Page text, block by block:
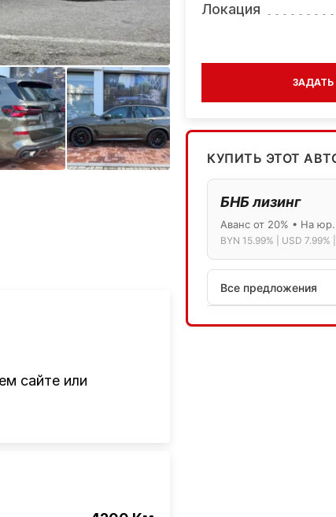
сайте или
помощь при
Локация
ЗАДАТЬ
КУПИТЬ ЭТОТ
БНБ лизинг
Аванс от 20% • На
BYN 15.99% | USD 7.99%
Все предложения
АСБ лизинг